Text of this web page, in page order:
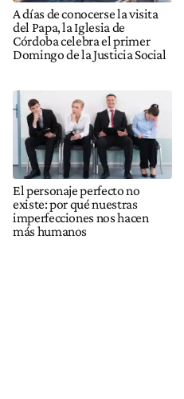
A días de conocerse la visita
del Papa, la Iglesia de
Córdoba celebra el primer
Domingo de la Justicia Social
El personaje perfecto no
existe: por qué nuestras
imperfecciones nos hacen
más humanos